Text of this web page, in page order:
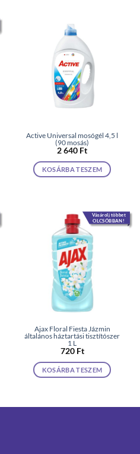
Active Universal mosógél 4,5 l
(90 mosás)
2 640 Ft
KOSÁRBA TESZEM
Vásárolj többet
OLCSÓBBAN!
Ajax Floral Fiesta Jázmin
általános háztartási tisztítószer
1 L
720 Ft
KOSÁRBA TESZEM